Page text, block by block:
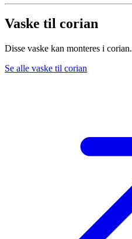
Vaske til corian
Disse vaske kan monteres i corian.
Se alle vaske til corian